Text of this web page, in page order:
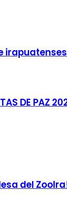
irapuatenses
DE PAZ
del